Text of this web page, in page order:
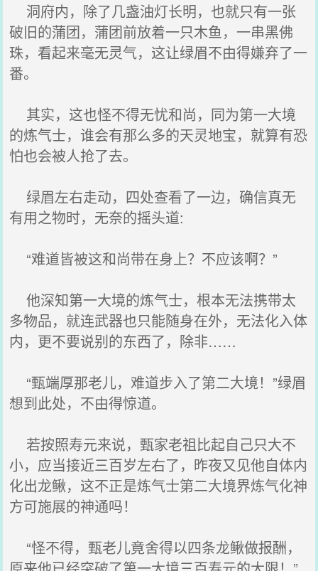
洞府内，除了几盏油灯长明，也就只有一张
破旧的蒲团，蒲团前放着一只木鱼，一串黑佛
珠，看起来毫无灵气，这让绿眉不由得嫌弃了一
番。
其实，这也怪不得无忧和尚，同为第一大境
的炼气士，谁会有那么多的天灵地宝，就算有恐
怕也会被人抢了去。
绿眉左右走动，四处查看了一边，确信真无
有用之物时，无奈的摇头道:
“难道皆被这和尚带在身上？不应该啊？”
他深知第一大境的炼气士，根本无法携带太
多物品，就连武器也只能随身在外，无法化入体
内，更不要说别的东西了，除非……
“甄端厚那老儿，难道步入了第二大境！”绿眉
想到此处，不由得惊道。
若按照寿元来说，甄家老祖比起自己只大不
小，应当接近三百岁左右了，昨夜又见他自体内
化出龙鳅，这不正是炼气士第二大境界炼气化神
方可施展的神通吗！
“怪不得，甄老儿竟舍得以四条龙鳅做报酬，